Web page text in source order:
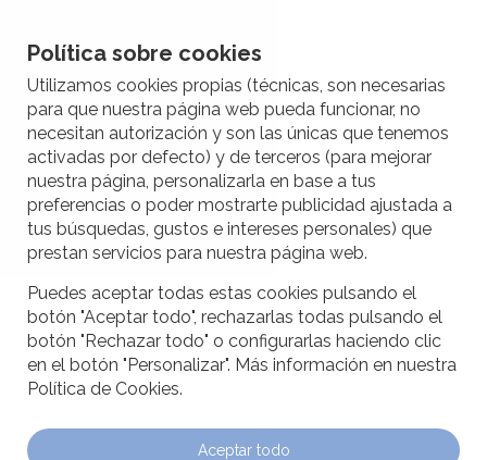
Política sobre cookies
Utilizamos cookies propias (técnicas, son necesarias
para que nuestra página web pueda funcionar, no
necesitan autorización y son las únicas que tenemos
activadas por defecto) y de terceros (para mejorar
nuestra página, personalizarla en base a tus
preferencias o poder mostrarte publicidad ajustada a
tus búsquedas, gustos e intereses personales) que
prestan servicios para nuestra página web.
Puedes aceptar todas estas cookies pulsando el
botón "Aceptar todo", rechazarlas todas pulsando el
botón "Rechazar todo" o configurarlas haciendo clic
en el botón "Personalizar". Más información en nuestra
Política de Cookies.
Aceptar todo